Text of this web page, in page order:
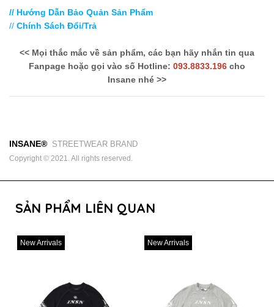
// Hướng Dẫn Bảo Quản Sản Phẩm
// Chính Sách Đổi/Trả
<< Mọi thắc mắc về sản phẩm, các bạn hãy nhắn tin qua
Fanpage hoặc gọi vào số Hotline: 093.8833.196 cho
Insane nhé >>
INSANE® STREETWEAR BRAND
Copyright © 2021. All rights reserved.
SẢN PHẨM LIÊN QUAN
New Arrivals New Arrivals